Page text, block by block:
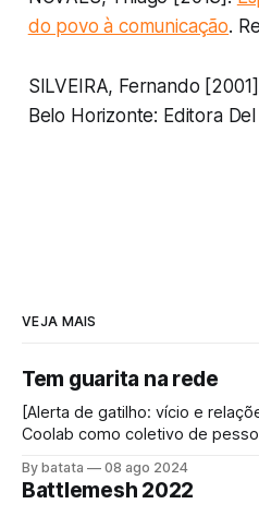
do povo à comunicação.
SILVEIRA, Fernando
Belo Horizonte: Editora Del
VEJA MAIS
Tem guarita na rede
[Alerta de gatilho: vício e relações
Coolab como coletivo de
conectando pessoas através
convidada a bloquear a internet! O acesso à internet é um
By batata 08 ago 2024
Battlemesh 2022